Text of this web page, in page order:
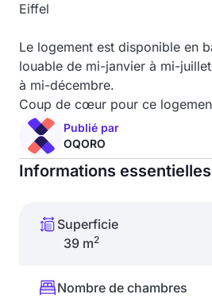
Eiffel
Le logement est disponible en
louable de mi-janvier à mi-
à mi-décembre.
Coup de cœur pour ce
Publié par
OQORO
Informations essentielles
Superficie
39 m2
Nombre de chambres